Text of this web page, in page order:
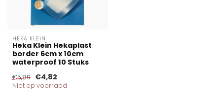
HEKA KLEIN
Heka Klein Hekaplast
border 6cm x 10cm
waterproof 10 Stuks
€5,89 €4,82
Niet op voorraad